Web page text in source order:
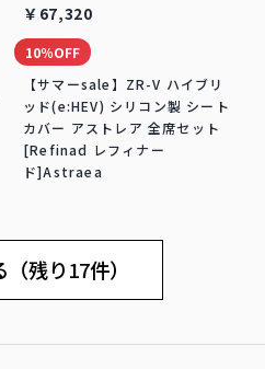
￥67,320
10％OFF
【サマーsale】ZR-V ハイブリ
ッド(e:HEV) シリコン製 シート
カバー アストレア 全席セット
[Refinad レフィナー
ド]Astraea
残り17件）